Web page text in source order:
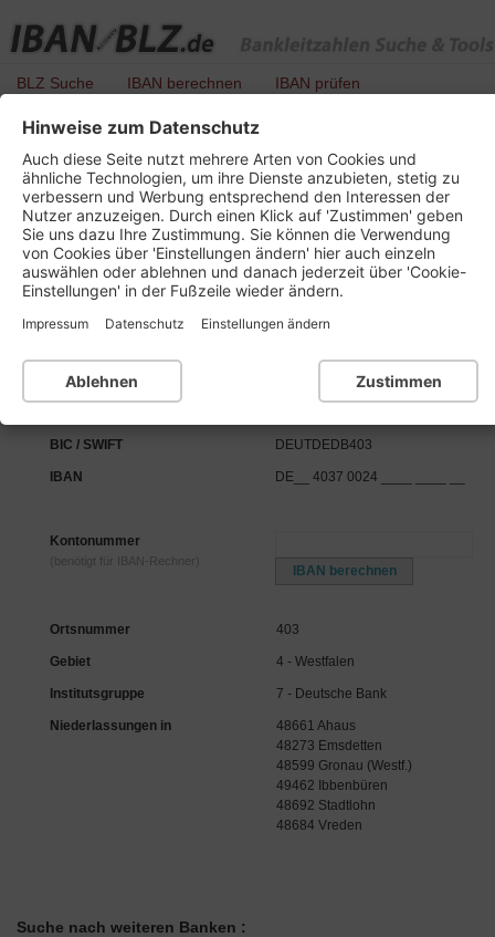
BLZ Suche IBAN berechnen IBAN prüfen
BLZ 403 700 24 - Deutsche Bank
Details zu dieser Bankleitzahl :
Kurzbezeichnung Deutsche Bank
BIC / SWIFT DEUTDEDB403
IBAN DE__ 4037 0024 ____ ____ __
Kontonummer
(benötigt für IBAN-Rechner)
Ortsnummer 403
Gebiet 4 - Westfalen
Institutsgruppe 7 - Deutsche Bank
Niederlassungen in
48661 Ahaus
48273 Emsdetten
48599 Gronau (Westf.)
49462 Ibbenbüren
48692 Stadtlohn
48684 Vreden
Suche nach weiteren Banken :
Hinweise zum Datenschutz
Auch diese Seite nutzt mehrere Arten von Cookies und
ähnliche Technologien, um ihre Dienste anzubieten, stetig zu
verbessern und Werbung entsprechend den Interessen der
Nutzer anzuzeigen. Durch einen Klick auf 'Zustimmen' geben
Sie uns dazu Ihre Zustimmung. Sie können die Verwendung
von Cookies über 'Einstellungen ändern' hier auch einzeln
auswählen oder ablehnen und danach jederzeit über 'Cookie-
Einstellungen' in der Fußzeile wieder ändern.
Impressum Datenschutz Einstellungen ändern
Ablehnen Zustimmen